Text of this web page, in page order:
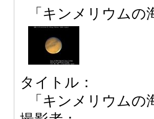
「キンメリウムの
タイトル：
「キンメリウムの